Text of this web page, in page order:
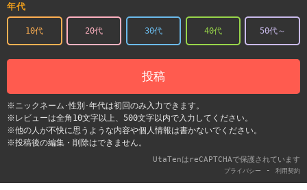
年代
10代 20代 30代 40代 50代～
投稿
※ニックネーム･性別･年代は初回のみ入力できます。
※レビューは全角10文字以上、500文字以内で入力してください。
※他の人が不快に思うような内容や個人情報は書かないでください。
※投稿後の編集・削除はできません。
UtaTenはreCAPTCHAで保護されています
プライバシー - 利用契約